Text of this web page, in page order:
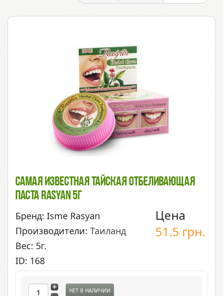
Самая Известная Тайская Отбеливающая
Паста Rasyan 5г
Бренд: Isme Rasyan
Производители: Таиланд
Вес: 5г.
ID: 168
Цена
51.5 грн.
НЕТ В НАЛИЧИИ